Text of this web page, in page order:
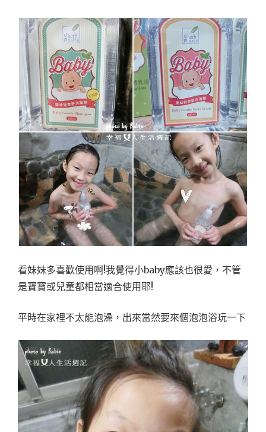
看妹妹多喜歡使用啊!我覺得小baby應該也很愛，不管
是寶寶或兒童都相當適合使用耶!
平時在家裡不太能泡澡，出來當然要來個泡泡浴玩一下